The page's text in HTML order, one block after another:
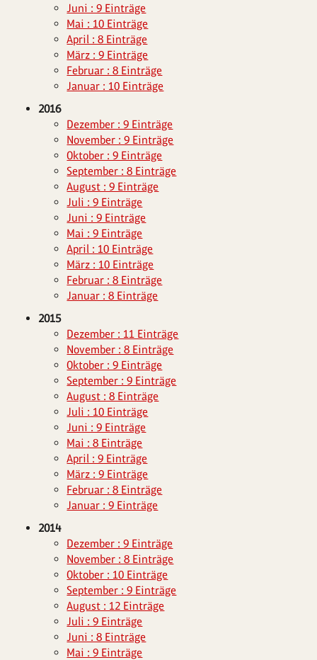
Juni : 9 Einträge
Mai : 10 Einträge
April : 8 Einträge
März : 9 Einträge
Februar : 8 Einträge
Januar : 10 Einträge
2016
Dezember : 9 Einträge
November : 9 Einträge
Oktober : 9 Einträge
September : 8 Einträge
August : 9 Einträge
Juli : 9 Einträge
Juni : 9 Einträge
Mai : 9 Einträge
April : 10 Einträge
März : 10 Einträge
Februar : 8 Einträge
Januar : 8 Einträge
2015
Dezember : 11 Einträge
November : 8 Einträge
Oktober : 9 Einträge
September : 9 Einträge
August : 8 Einträge
Juli : 10 Einträge
Juni : 9 Einträge
Mai : 8 Einträge
April : 9 Einträge
März : 9 Einträge
Februar : 8 Einträge
Januar : 9 Einträge
2014
Dezember : 9 Einträge
November : 8 Einträge
Oktober : 10 Einträge
September : 9 Einträge
August : 12 Einträge
Juli : 9 Einträge
Juni : 8 Einträge
Mai : 9 Einträge